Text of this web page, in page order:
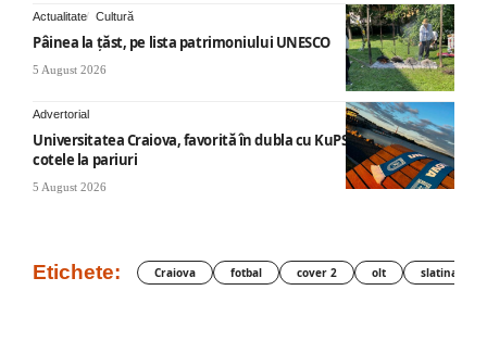
Actualitate Cultură
Pâinea la țăst, pe lista patrimoniului UNESCO
5 August 2026
Advertorial
Universitatea Craiova, favorită în dubla cu KuPS: Cum arată
cotele la pariuri
5 August 2026
Etichete: Craiova fotbal cover 2 olt slatina